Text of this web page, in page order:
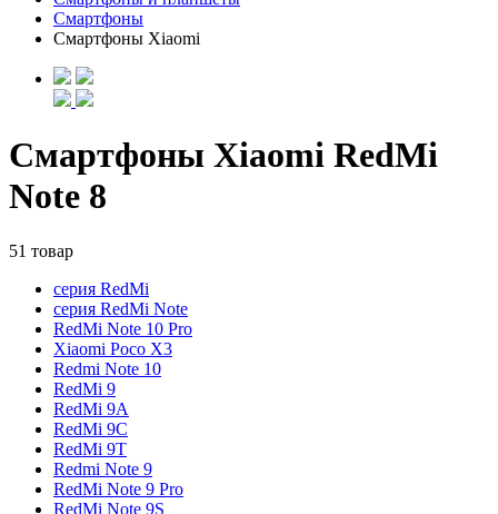
Смартфоны
Смартфоны Xiaomi
Смартфоны Xiaomi RedMi
Note 8
51 товар
серия RedMi
серия RedMi Note
RedMi Note 10 Pro
Xiaomi Poco X3
Redmi Note 10
RedMi 9
RedMi 9A
RedMi 9C
RedMi 9T
Redmi Note 9
RedMi Note 9 Pro
RedMi Note 9S